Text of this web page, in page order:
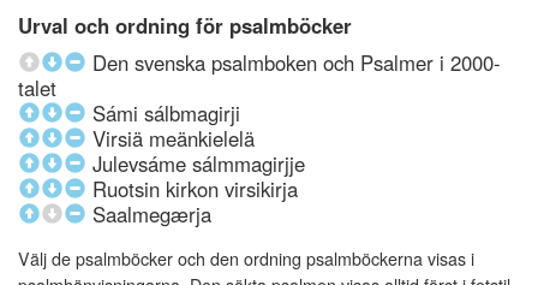
Urval och ordning för psalmböcker
Den svenska psalmboken och Psalmer i 2000-
talet
Sámi sálbmagirji
Virsiä meänkielelä
Julevsáme sálmmagirjje
Ruotsin kirkon virsikirja
Saalmegærja
Välj de psalmböcker och den ordning psalmböckerna visas i